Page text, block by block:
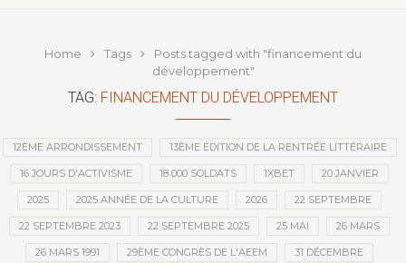
Home Tags
Posts tagged with "financement du
développement"
TAG: FINANCEMENT DU DÉVELOPPEMENT
12ÈME ARRONDISSEMENT 13ÈME ÉDITION DE LA RENTRÉE LITTÉRAIRE
16 JOURS D'ACTIVISME 18 000 SOLDATS 1XBET 20 JANVIER
2025 2025 ANNÉE DE LA CULTURE 2026 22 SEPTEMBRE
22 SEPTEMBRE 2023 22 SEPTEMBRE 2025 25 MAI 26 MARS
26 MARS 1991 29ÈME CONGRÈS DE L'AEEM 31 DÉCEMBRE